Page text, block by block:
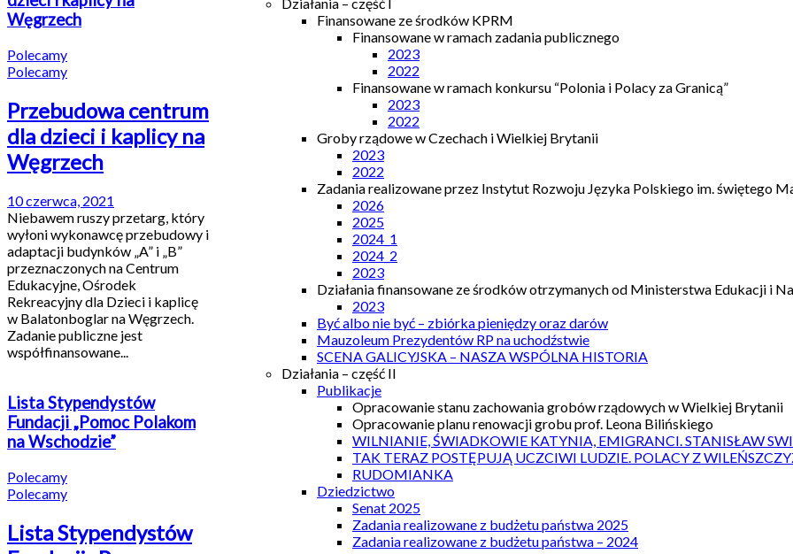
Finansowane ze środków KPRM
Finansowane w ramach zadania publicznego
2023
2022
Finansowane w ramach konkursu “Polonia i Polacy za Granicą”
2023
2022
Groby rządowe w Czechach i Wielkiej Brytanii
2023
2022
Zadania realizowane przez Instytut Rozwoju Języka Polskiego im. świętego
2026
2025
2024_1
2024_2
2023
Działania finansowane ze środków otrzymanych od Ministerstwa Edukacji i
2023
Być albo nie być – zbiórka pieniędzy oraz darów
Mauzoleum Prezydentów RP na uchodźstwie
SCENA GALICYJSKA – NASZA WSPÓLNA HISTORIA
Działania – część II
Publikacje
Opracowanie stanu zachowania grobów rządowych w Wielkiej Brytanii
Opracowanie planu renowacji grobu prof. Leona Bilińskiego
WILNIANIE, ŚWIADKOWIE KATYNIA, EMIGRANCI. STANISŁAW
TAK TERAZ POSTĘPUJĄ UCZCIWI LUDZIE. POLACY Z
RUDOMIANKA
Dziedzictwo
Senat 2025
Zadania realizowane z budżetu państwa 2025
Zadania realizowane z budżetu państwa – 2024
Węgrzech
Polecamy
Polecamy
Przebudowa centrum
dla dzieci i kaplicy na
Węgrzech
10 czerwca, 2021
Niebawem ruszy przetarg, który
wyłoni wykonawcę przebudowy i
adaptacji budynków „A” i „B”
przeznaczonych na Centrum
Edukacyjne, Ośrodek
Rekreacyjny dla Dzieci i kaplicę
w Balatonboglar na Węgrzech.
Zadanie publiczne jest
współfinansowane...
Lista Stypendystów
Fundacji „Pomoc Polakom
na Wschodzie”
Polecamy
Polecamy
Lista Stypendystów